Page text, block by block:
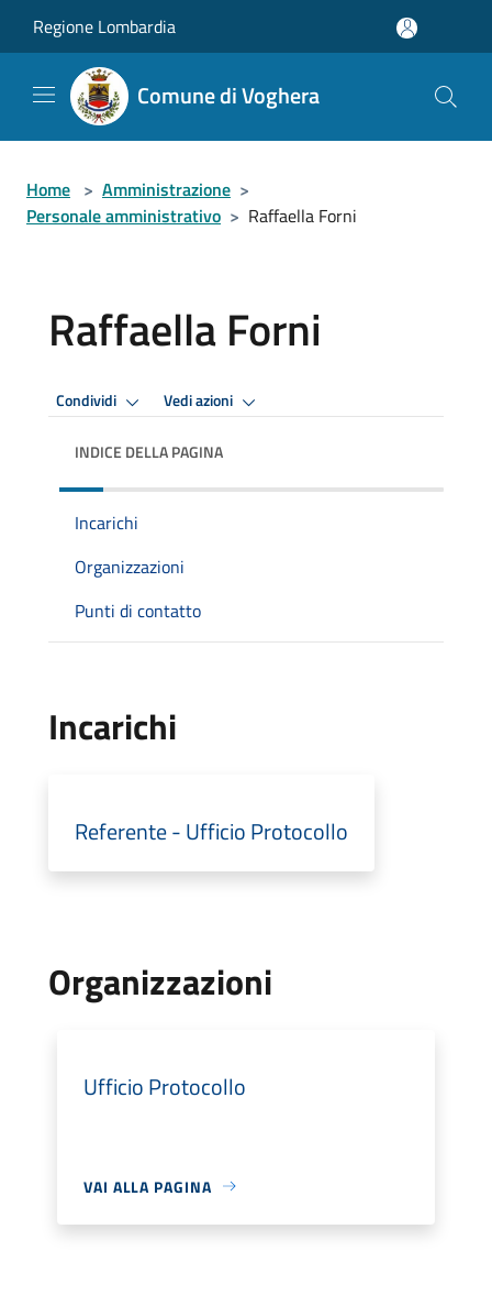
Regione Lombardia
Comune di Voghera
Home > Amministrazione >
Personale amministrativo > Raffaella Forni
Raffaella Forni
Condividi Vedi azioni
INDICE DELLA PAGINA
Incarichi
Organizzazioni
Punti di contatto
Incarichi
Referente - Ufficio Protocollo
Organizzazioni
Ufficio Protocollo
VAI ALLA PAGINA